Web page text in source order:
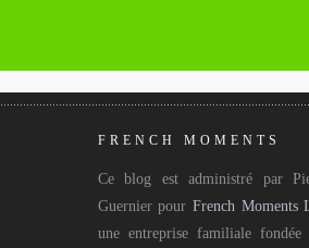
FRENCH MOMENTS
Ce blog est administré par
Guernier pour French Moments
une entreprise familiale fondée